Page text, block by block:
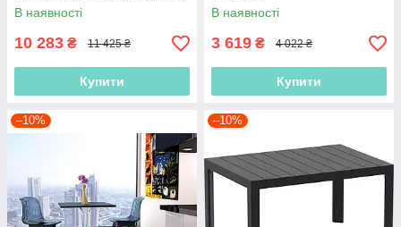
В наявності
10 283 ₴ 11 425 ₴
Купити
В наявності
3 619 ₴ 4 022 ₴
Купити
–10% –10%